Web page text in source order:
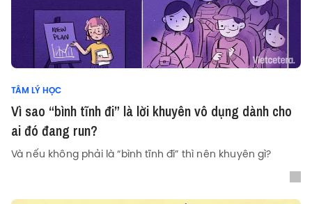
TÂM LÝ HỌC
Vì sao “bình tĩnh đi” là lời khuyên vô dụng dành cho
ai đó đang run?
Và nếu không phải là “bình tĩnh đi” thì nên khuyên gì?